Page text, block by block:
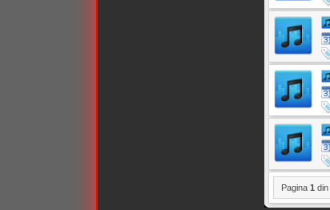
Pagina 1 din